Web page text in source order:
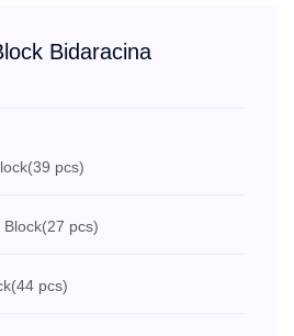
Bidaracina
(39 pcs)
Block(27 pcs)
(44 pcs)